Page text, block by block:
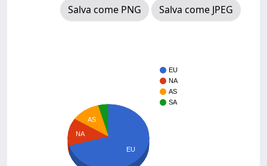
Salva come PNG
Salva come JPEG
EU
NA
AS
SA
AS
NA
EU